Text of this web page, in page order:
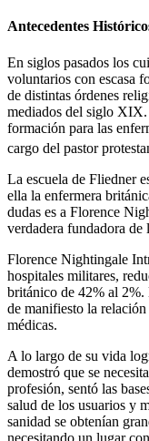
Antecedentes
En siglos pasados los
voluntarios con escasa
de distintas órdenes
mediados del siglo
formación para las
cargo del pastor
La escuela de Fliedner
ella la enfermera
dudas es a Florence
verdadera fundadora de
Florence Nightingale
hospitales militares,
británico de 42% al 2%.
de manifiesto la
médicas.
A lo largo de su vida
demostró que se
profesión, sentó las
salud de los usuarios y
sanidad se obtenían
necesitando un lugar